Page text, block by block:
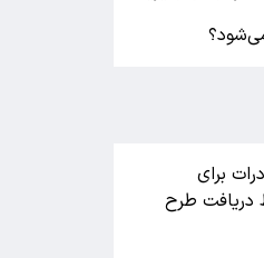
برای
دریافت طرح